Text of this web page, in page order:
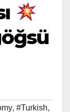
, #Turkish,